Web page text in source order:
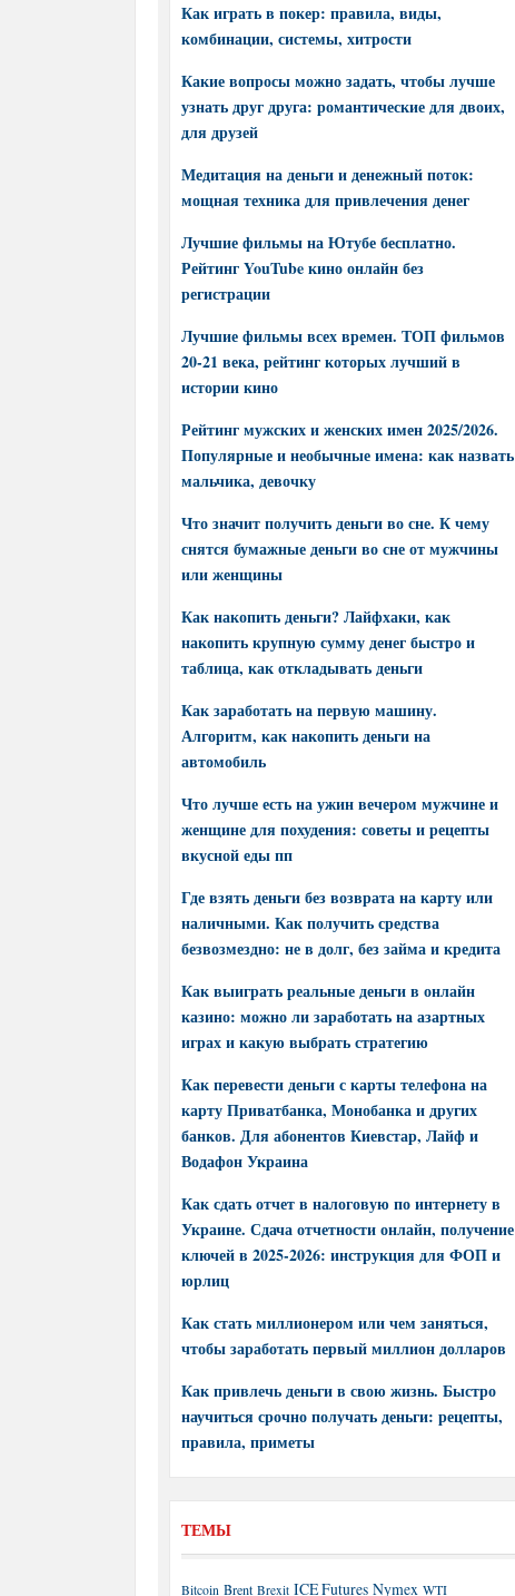
Как играть в покер: правила, виды,
комбинации, системы, хитрости
Какие вопросы можно задать, чтобы лучше
узнать друг друга: романтические для двоих,
для друзей
Медитация на деньги и денежный поток:
мощная техника для привлечения денег
Лучшие фильмы на Ютубе бесплатно.
Рейтинг YouTube кино онлайн без
регистрации
Лучшие фильмы всех времен. ТОП фильмов
20-21 века, рейтинг которых лучший в
истории кино
Рейтинг мужских и женских имен 2025/2026.
Популярные и необычные имена: как назвать
мальчика, девочку
Что значит получить деньги во сне. К чему
снятся бумажные деньги во сне от мужчины
или женщины
Как накопить деньги? Лайфхаки, как
накопить крупную сумму денег быстро и
таблица, как откладывать деньги
Как заработать на первую машину.
Алгоритм, как накопить деньги на
автомобиль
Что лучше есть на ужин вечером мужчине и
женщине для похудения: советы и рецепты
вкусной еды пп
Где взять деньги без возврата на карту или
наличными. Как получить средства
безвозмездно: не в долг, без займа и кредита
Как выиграть реальные деньги в онлайн
казино: можно ли заработать на азартных
играх и какую выбрать стратегию
Как перевести деньги с карты телефона на
карту Приватбанка, Монобанка и других
банков. Для абонентов Киевстар, Лайф и
Водафон Украина
Как сдать отчет в налоговую по интернету в
Украине. Сдача отчетности онлайн, получение
ключей в 2025-2026: инструкция для ФОП и
юрлиц
Как стать миллионером или чем заняться,
чтобы заработать первый миллион долларов
Как привлечь деньги в свою жизнь. Быстро
научиться срочно получать деньги: рецепты,
правила, приметы
ТЕМЫ
Bitcoin Brent Brexit ICE Futures Nymex WTI